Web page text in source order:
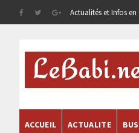
Actualités et Infos
ACCUEIL ACTUALITE